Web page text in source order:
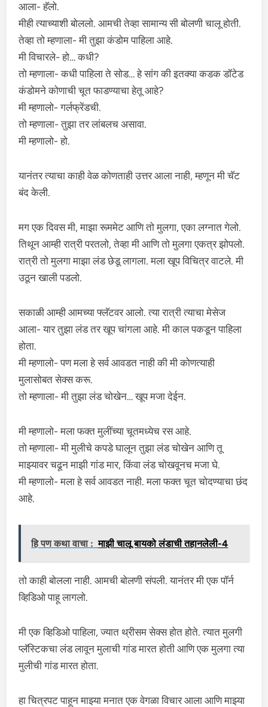
आला- हॅलो.
मीही त्याच्याशी बोललो. आमची तेव्हा सामान्य सी बोलणी चालू होती.
तेव्हा तो म्हणाला- मी तुझा कंडोम पाहिला आहे.
मी विचारले- हो… कधी?
तो म्हणाला- कधी पाहिला ते सोड… हे सांग की इतक्या कडक डॉटेड
कंडोमने कोणाची चूत फाडण्याचा हेतू आहे?
मी म्हणालो- गर्लफ्रेंडची.
तो म्हणाला- तुझा तर लांबलच असावा.
मी म्हणालो- हो.
यानंतर त्याचा काही वेळ कोणताही उत्तर आला नाही, म्हणून मी चॅट
बंद केली.
मग एक दिवस मी, माझा रूममेट आणि तो मुलगा, एका लग्नात गेलो.
तिथून आम्ही रात्री परतलो, तेव्हा मी आणि तो मुलगा एकत्र झोपलो.
रात्री तो मुलगा माझा लंड छेडू लागला. मला खूप विचित्र वाटले. मी
उठून खाली पडलो.
सकाळी आम्ही आमच्या फ्लॅटवर आलो. त्या रात्री त्याचा मेसेज
आला- यार तुझा लंड तर खूप चांगला आहे. मी काल पकडून पाहिला
होता.
मी म्हणालो- पण मला हे सर्व आवडत नाही की मी कोणत्याही
मुलासोबत सेक्स करू.
तो म्हणाला- मी तुझा लंड चोखेन… खूप मजा देईन.
मी म्हणालो- मला फक्त मुलींच्या चूतमध्येच रस आहे.
तो म्हणाला- मी मुलीचे कपडे घालून तुझा लंड चोखेन आणि तू
माझ्यावर चढून माझी गांड मार, किंवा लंड चोखवूनच मजा घे.
मी म्हणालो- मला हे सर्व आवडत नाही. मला फक्त चूत चोदण्याचा छंद
आहे.
हि पण कथा वाचा : माझी चालू बायको लंडाची तहानलेली-4
तो काही बोलला नाही. आमची बोलणी संपली. यानंतर मी एक पॉर्न
व्हिडिओ पाहू लागलो.
मी एक व्हिडिओ पाहिला, ज्यात थ्रीसम सेक्स होत होते. त्यात मुलगी
प्लॅस्टिकचा लंड लावून मुलाची गांड मारत होती आणि एक मुलगा त्या
मुलीची गांड मारत होता.
हा चित्रपट पाहून माझ्या मनात एक वेगळा विचार आला आणि माझ्या